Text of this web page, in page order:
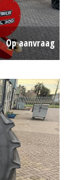
Op aanvraag